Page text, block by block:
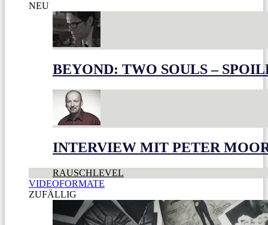
NEU
BEYOND: TWO SOULS –
INTERVIEW MIT PETER
RAUSCHLEVEL
VIDEOFORMATE
ZUFÄLLIG